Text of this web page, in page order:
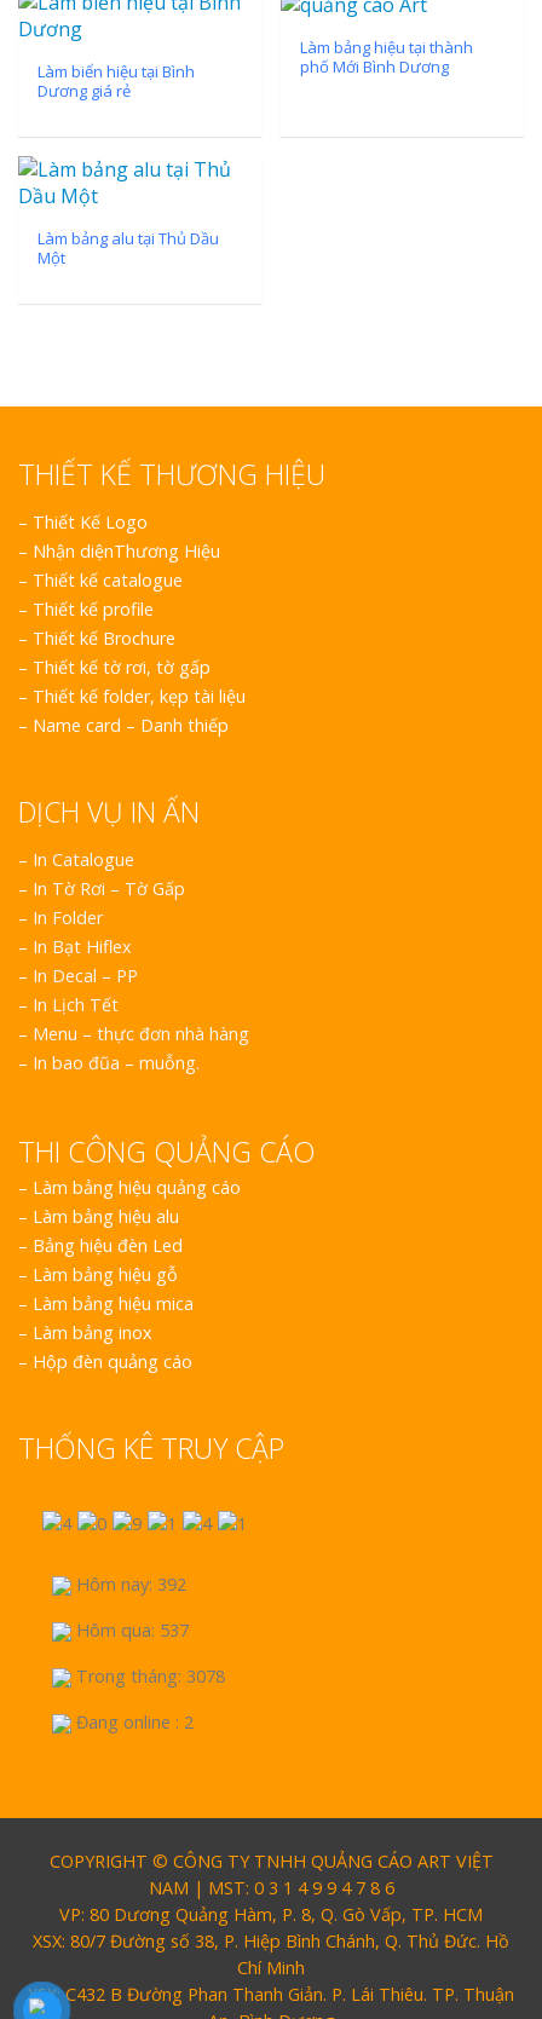
Làm biển hiệu tại Bình
Dương giá rẻ
Làm bảng hiệu tại thành
phố Mới Bình Dương
Làm bảng alu tại Thủ Dầu
Một
THIẾT KẾ THƯƠNG HIỆU
– Thiết Kế Logo
– Nhận diệnThương Hiệu
– Thiết kế catalogue
– Thiết kế profile
– Thiết kế Brochure
– Thiết kế tờ rơi, tờ gấp
– Thiết kế folder, kẹp tài liệu
– Name card – Danh thiếp
DỊCH VỤ IN ẤN
– In Catalogue
– In Tờ Rơi – Tờ Gấp
– In Folder
– In Bạt Hiflex
– In Decal – PP
– In Lịch Tết
– Menu – thực đơn nhà hàng
– In bao đũa – muỗng.
THI CÔNG QUẢNG CÁO
– Làm bảng hiệu quảng cáo
– Làm bảng hiệu alu
– Bảng hiệu đèn Led
– Làm bảng hiệu gỗ
– Làm bảng hiệu mica
– Làm bảng inox
– Hộp đèn quảng cáo
THỐNG KÊ TRUY CẬP
Hôm nay: 392
Hôm qua: 537
Trong tháng: 3078
Đang online : 2
COPYRIGHT © CÔNG TY TNHH QUẢNG CÁO ART VIỆT
NAM | MST: 0 3 1 4 9 9 4 7 8 6
VP: 80 Dương Quảng Hàm, P. 8, Q. Gò Vấp, TP. HCM
XSX: 80/7 Đường số 38, P. Hiệp Bình Chánh, Q. Thủ Đức. Hồ
Chí Minh
XSX: C432 B Đường Phan Thanh Giản. P. Lái Thiêu. TP. Thuận